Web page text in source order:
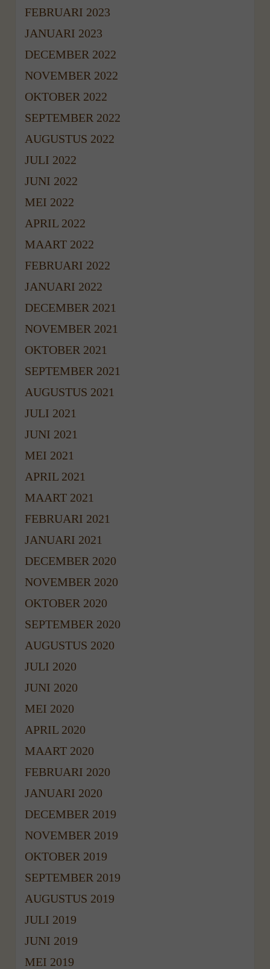
FEBRUARI 2023
JANUARI 2023
DECEMBER 2022
NOVEMBER 2022
OKTOBER 2022
SEPTEMBER 2022
AUGUSTUS 2022
JULI 2022
JUNI 2022
MEI 2022
APRIL 2022
MAART 2022
FEBRUARI 2022
JANUARI 2022
DECEMBER 2021
NOVEMBER 2021
OKTOBER 2021
SEPTEMBER 2021
AUGUSTUS 2021
JULI 2021
JUNI 2021
MEI 2021
APRIL 2021
MAART 2021
FEBRUARI 2021
JANUARI 2021
DECEMBER 2020
NOVEMBER 2020
OKTOBER 2020
SEPTEMBER 2020
AUGUSTUS 2020
JULI 2020
JUNI 2020
MEI 2020
APRIL 2020
MAART 2020
FEBRUARI 2020
JANUARI 2020
DECEMBER 2019
NOVEMBER 2019
OKTOBER 2019
SEPTEMBER 2019
AUGUSTUS 2019
JULI 2019
JUNI 2019
MEI 2019